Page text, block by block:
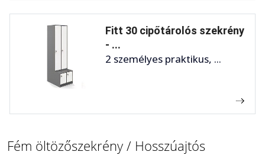
Fitt 30 cipőtárolós szekrény
- ...
2 személyes praktikus, ...
Fém öltözőszekrény / Hosszúajtós